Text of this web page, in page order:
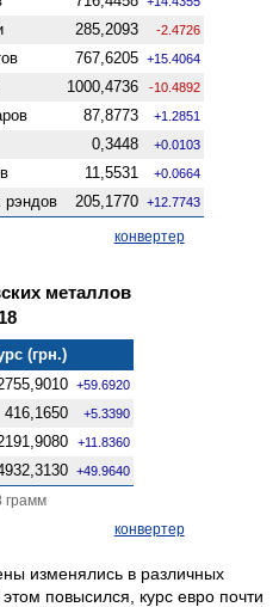
285,2093 -2.4726
767,6205 +15.4064
1000,4736 -10.4892
87,8773 +1.2851
0,3448 +0.0103
11,5531 +0.0664
рэндов 205,1770 +12.7743
конвертер
металлов
(грн.)
+59.6920
416,1650 +5.3390
+11.8360
+49.9640
грамм
конвертер
изменялись в различных
повысился, курс евро почти